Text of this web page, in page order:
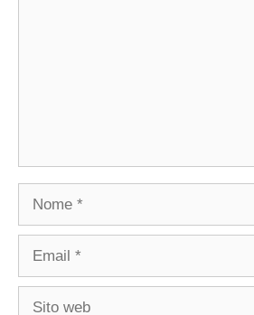
Nome
Email
Sito